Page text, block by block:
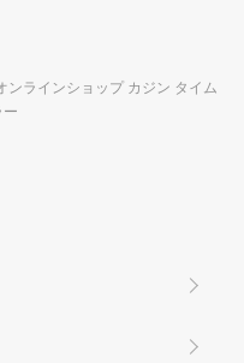
ラインショップ カジン タイム